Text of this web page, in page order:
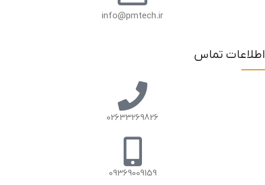
info@pmtech.ir
اطلاعات تماس
02633269826
09369009159